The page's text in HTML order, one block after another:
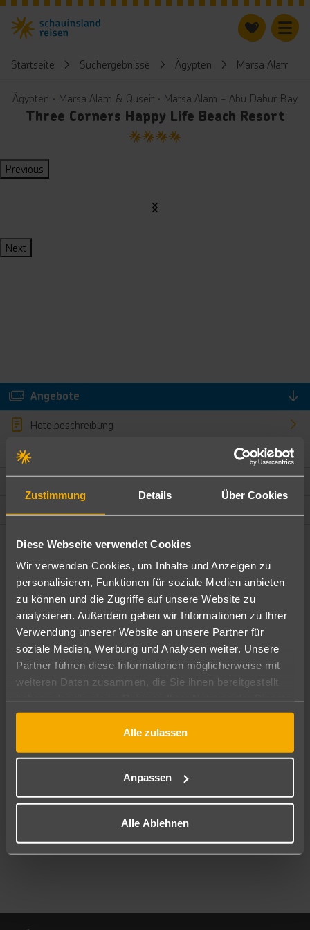
Zustimmung Details Über Cookies
Diese Webseite verwendet Cookies
Wir verwenden Cookies, um Inhalte und Anzeigen zu
personalisieren, Funktionen für soziale Medien anbieten
zu können und die Zugriffe auf unsere Website zu
analysieren. Außerdem geben wir Informationen zu Ihrer
Verwendung unserer Website an unsere Partner für
soziale Medien, Werbung und Analysen weiter. Unsere
Partner führen diese Informationen möglicherweise mit
weiteren Daten zusammen, die Sie ihnen bereitgestellt
gesammelt haben.
Alle zulassen
Anpassen
Alle Ablehnen
Startseite Suchergebnisse Ägypten Marsa Alam &
Ägypten ∙ Marsa Alam & Quseir ∙ Marsa Alam - Abu Dabur Bay
Three Corners Happy Life Beach Resort
4
Previous
Next
Angebote
Hotelbeschreibung
Bewertungen
Ändere die Kriterien nach deinen Wünschen
Pauschal Nur Hotel
Abflughafen
Alle Abflughäfen
09.08.26–07.08.27 7-21 Nächte
Mehr Filter anzeigen